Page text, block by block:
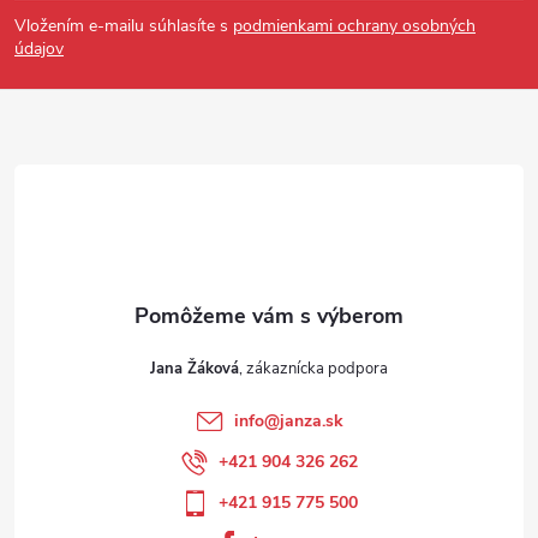
Vložením e-mailu súhlasíte s podmienkami ochrany osobných
údajov
Jana Žáková
info@janza.sk
+421 904 326 262
+421 915 775 500